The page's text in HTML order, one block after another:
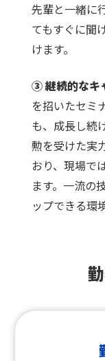
先輩と一緒に
てもすぐに聞
けます。
③ 継続的なキ
を招いたセミ
も、成長し続
勲を受けた実
おり、現場で
ます。 一流の
ップできる環